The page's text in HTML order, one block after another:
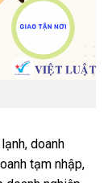
doanh
tạm nhập,